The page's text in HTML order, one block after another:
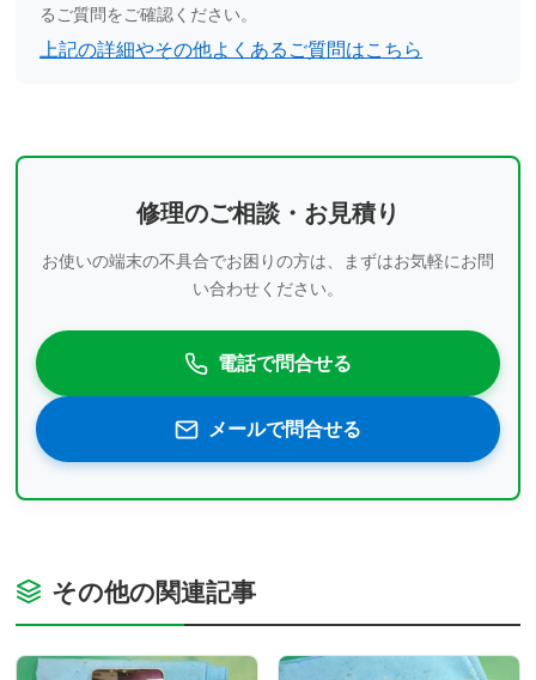
るご質問をご確認ください。
上記の詳細やその他よくあるご質問はこちら
修理のご相談・お見積り
お使いの端末の不具合でお困りの方は、まずはお気軽にお問
い合わせください。
電話で問合せる
メールで問合せる
その他の関連記事